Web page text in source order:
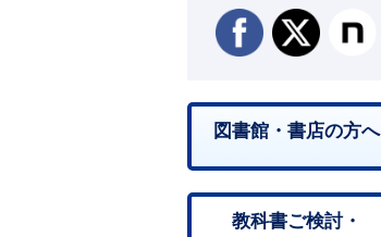
図書館・書店の方へ
教科書ご検討・